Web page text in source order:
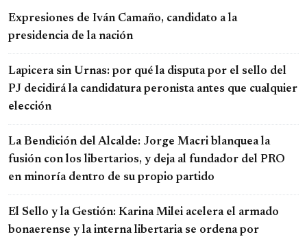
Expresiones de Iván Camaño, candidato a la
presidencia de la nación
Lapicera sin Urnas: por qué la disputa por el sello del
PJ decidirá la candidatura peronista antes que cualquier
elección
La Bendición del Alcalde: Jorge Macri blanquea la
fusión con los libertarios, y deja al fundador del PRO
en minoría dentro de su propio partido
El Sello y la Gestión: Karina Milei acelera el armado
bonaerense y la interna libertaria se ordena por